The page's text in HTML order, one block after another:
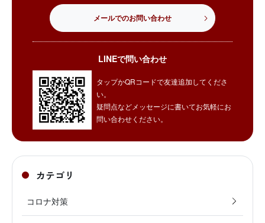
メールでのお問い合わせ
LINEで問い合わせ
タップかQRコードで友達追加してくださ
い。
疑問点などメッセージに書いてお気軽にお
問い合わせください。
カテゴリ
コロナ対策